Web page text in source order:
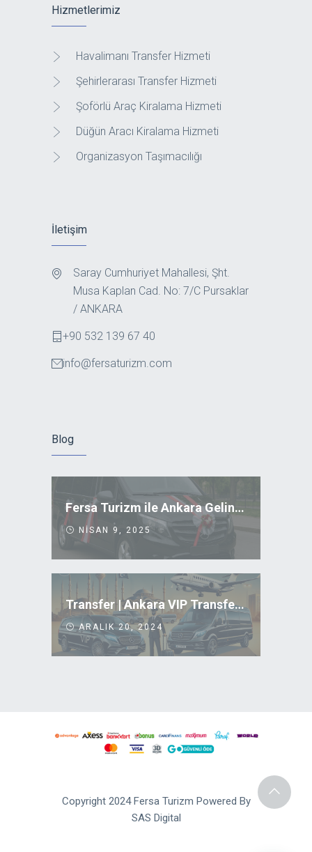
Hizmetlerimiz
Havalimanı Transfer Hizmeti
Şehirlerarası Transfer Hizmeti
Şoförlü Araç Kiralama Hizmeti
Düğün Aracı Kiralama Hizmeti
Organizasyon Taşımacılığı
İletişim
Saray Cumhuriyet Mahallesi, Şht.
Musa Kaplan Cad. No: 7/C Pursaklar
/ ANKARA
+90 532 139 67 40
info@fersaturizm.com
Blog
Fersa Turizm ile Ankara Gelin Arabası Kiralama
NISAN 9, 2025
Transfer | Ankara VIP Transfer Uygun Fiyatlar
ARALIK 20, 2024
Copyright 2024 Fersa Turizm Powered By
SAS Digital